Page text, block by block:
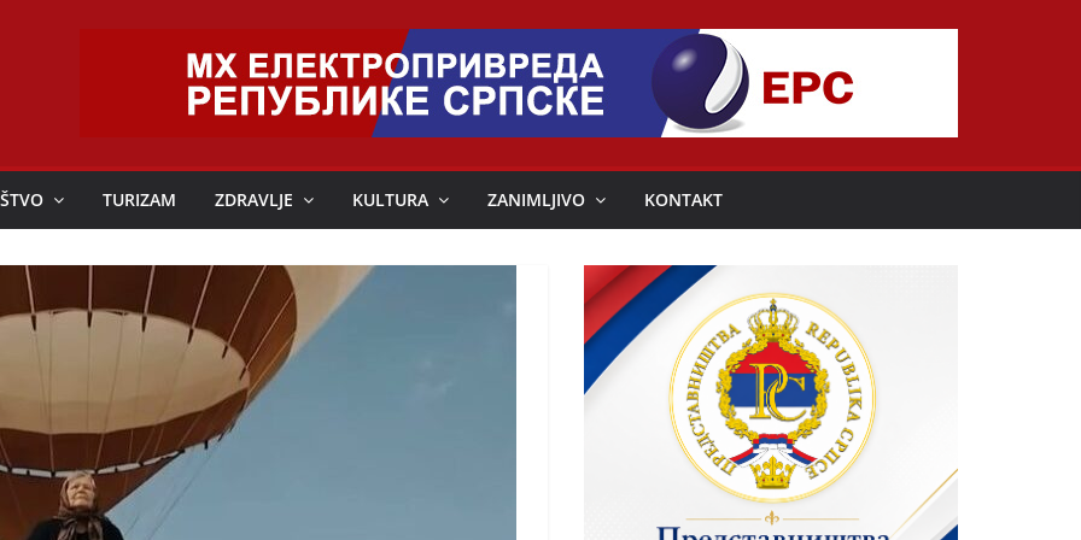
TURIZAM ZDRAVLJE KULTURA ZANIMLJIVO KONTAKT